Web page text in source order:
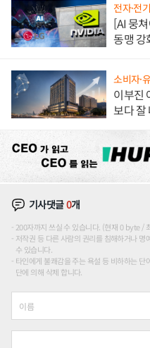
전자·전
[AI 뭉
동맹 강
소비자·
이부진
보다 잘
기사댓글0개
200자까지 쓰실 수 있습니다. (현재 0 byte /
저작권 등 다른 사람의 권리를 침해하거나
수 있습니다.
타인에게 불쾌감을 주는 욕설 등 비하하는
단에 의해 삭제 합니다.